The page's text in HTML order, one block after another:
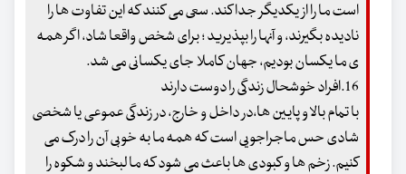
است ما را از یکدیگر جدا کند. سعی می کنند که این تفاوت ها را
نادیده بگیرند، و آنها را بپذیرید ؛ برای شخص واقعا شاد، اگر همه
ی ما یکسان بودیم، جهان کاملا جای یکسانی می شد.
16.افراد خوشحال زندگی را دوست دارند
با تمام بالا و پایین ها،در داخل و خارج، در زندگی عموعی یا شخصی
شادی حس ماجراجویی است که همه ما به خوبی آن را درک می
کنیم. زخم ها و کبودی ها باعث می شود که ما لبخند و شکوه را